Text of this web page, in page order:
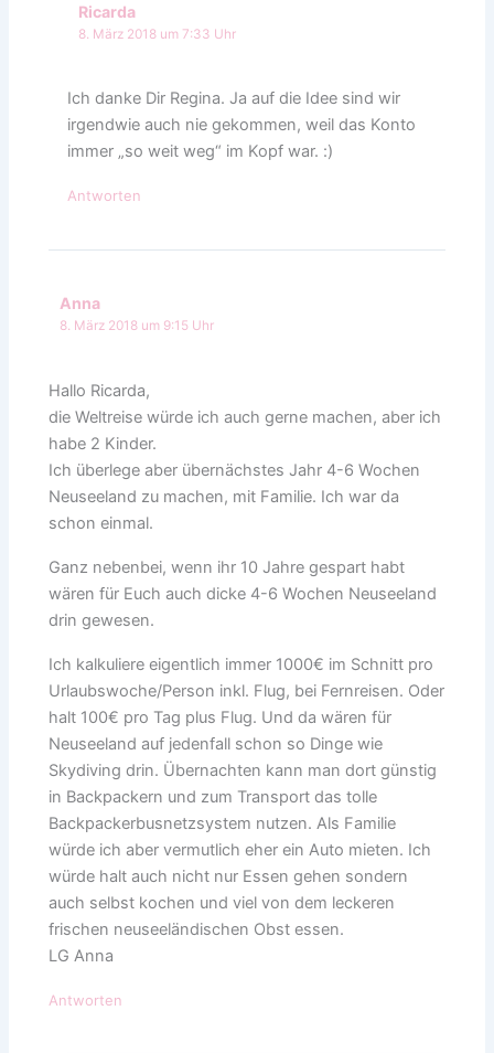
Ricarda
8. März 2018 um 7:33 Uhr
Ich danke Dir Regina. Ja auf die Idee sind wir
irgendwie auch nie gekommen, weil das Konto
immer „so weit weg“ im Kopf war. :)
Antworten
Anna
8. März 2018 um 9:15 Uhr
Hallo Ricarda,
die Weltreise würde ich auch gerne machen, aber ich
habe 2 Kinder.
Ich überlege aber übernächstes Jahr 4-6 Wochen
Neuseeland zu machen, mit Familie. Ich war da
schon einmal.
Ganz nebenbei, wenn ihr 10 Jahre gespart habt
wären für Euch auch dicke 4-6 Wochen Neuseeland
drin gewesen.
Ich kalkuliere eigentlich immer 1000€ im Schnitt pro
Urlaubswoche/Person inkl. Flug, bei Fernreisen. Oder
halt 100€ pro Tag plus Flug. Und da wären für
Neuseeland auf jedenfall schon so Dinge wie
Skydiving drin. Übernachten kann man dort günstig
in Backpackern und zum Transport das tolle
Backpackerbusnetzsystem nutzen. Als Familie
würde ich aber vermutlich eher ein Auto mieten. Ich
würde halt auch nicht nur Essen gehen sondern
auch selbst kochen und viel von dem leckeren
frischen neuseeländischen Obst essen.
LG Anna
Antworten